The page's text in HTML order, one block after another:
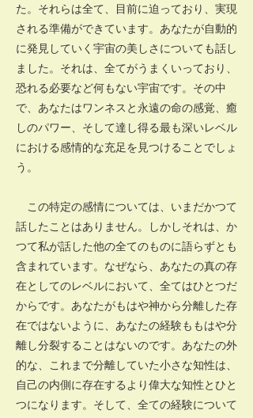
た。それらは全て、目前に迫っており、実現
される準備ができています。あなたが自動的
に発見していく宇宙の美しさについても話し
ました。それは、全てがうまくいっており、
恐れる必要など何もない宇宙です。その中
で、あなたはワンネスと永遠の命の感覚、癒
しのパワー、そして達し得る最も深いレベル
における感情的な充足を見つけることでしょ
う。
この特定の感情については、いまだかつて
話したことはありません。しかしそれは、か
つて私が話した他の全てのものに語らずとも
含まれています。なぜなら、あなたの真の存
在としてのレベルにおいて、全てはひとつだ
からです。あなたがもはや神から分離した存
在ではないように、あなたの経験ももはや分
離し分裂することはないのです。あなたの外
的な、これまで分離していた小さな知性は、
自己の内側に存在するより偉大な知性とひと
つになります。そして、全ての経験について